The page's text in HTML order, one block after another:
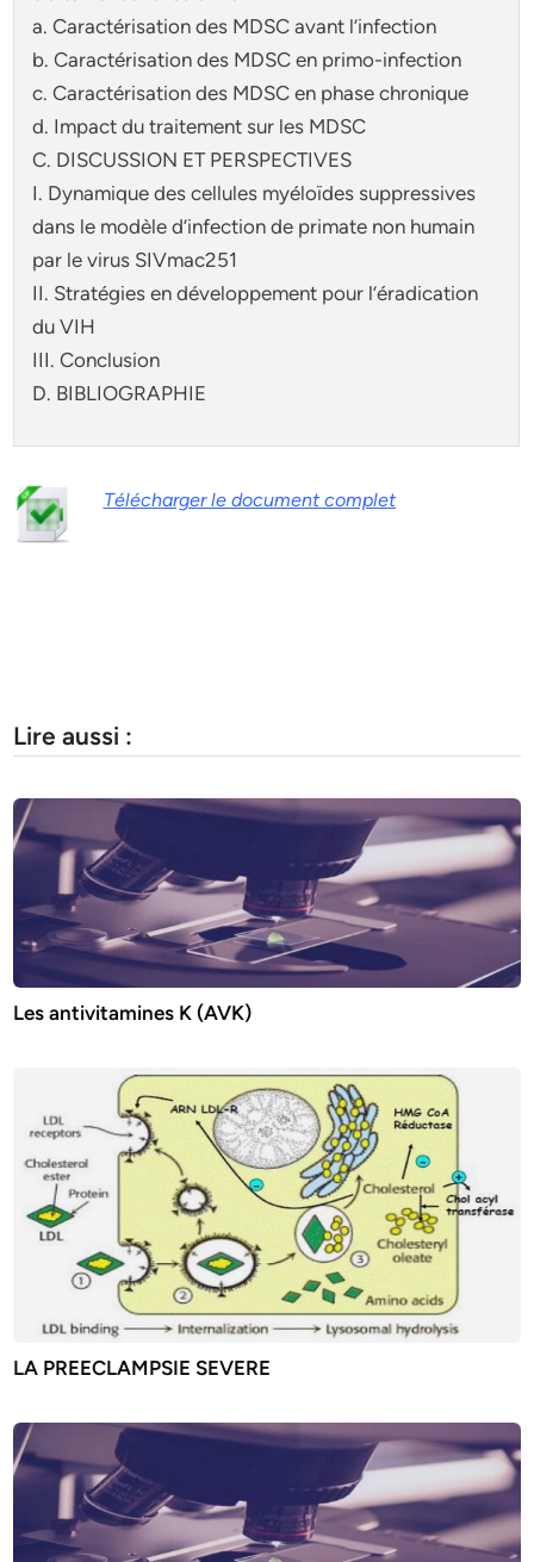
a. Caractérisation des MDSC avant l’infection
b. Caractérisation des MDSC en primo-infection
c. Caractérisation des MDSC en phase chronique
d. Impact du traitement sur les MDSC
C. DISCUSSION ET PERSPECTIVES
I. Dynamique des cellules myéloïdes suppressives
dans le modèle d’infection de primate non humain
par le virus SIVmac251
II. Stratégies en développement pour l’éradication
du VIH
III. Conclusion
D. BIBLIOGRAPHIE
Télécharger le document complet
Lire aussi :
Les antivitamines K (AVK)
LA PREECLAMPSIE SEVERE